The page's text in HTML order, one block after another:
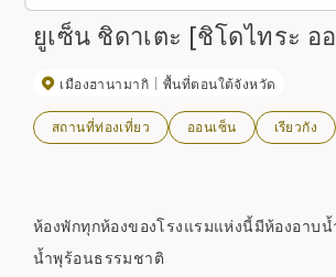
ยูเซ็น ชิดาเตะ [ชิโดไทระ อ
เมืองฮานามากิ พื้นที่ตอนใต้จังหวัด
สถานที่ท่องเที่ยว ออนเซ็น เรียวกัง
ห้องพักทุกห้องของโรงแรมแห่งนี้มีห้องอาบน้
น้ำพุร้อนธรรมชาติ